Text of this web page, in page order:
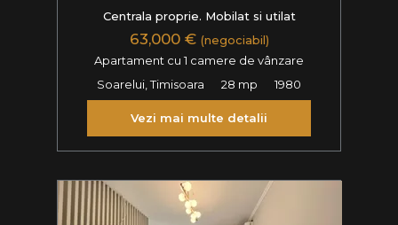
Centrala proprie. Mobilat si utilat
63,000 € (negociabil)
Apartament cu 1 camere de vânzare
Soarelui, Timisoara
28 mp 1980
Vezi mai multe detalii